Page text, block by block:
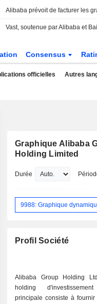
Consensus
officielles Autres
Graphique Alibaba
Holding Limited
Durée
9988: Graphique
Profil Société
Alibaba Group Holding
holding
principale consiste à fournir